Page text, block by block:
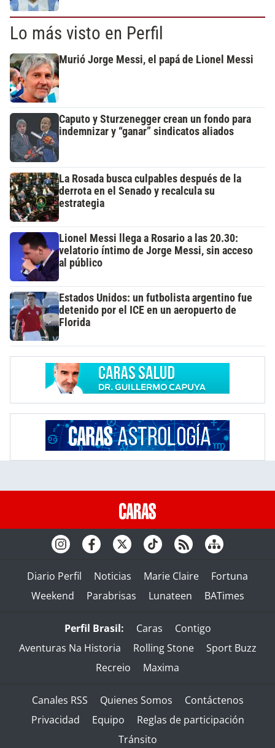
Lo más visto en Perfil
Murió Jorge Messi, el papá de Lionel Messi
Caputo y Sturzenegger crean un fondo para
indemnizar y “ganar” sindicatos aliados
La Rosada busca culpables después de la
derrota en el Senado y recalcula su
estrategia
Lionel Messi llega a Rosario a las 20.30:
velatorio íntimo de Jorge Messi, sin acceso
al público
Estados Unidos: un futbolista argentino fue
detenido por el ICE en un aeropuerto de
Florida
Diario Perfil Noticias Marie Claire
Fortuna
Weekend
Parabrisas Lunateen BATimes
Perfil Brasil: Caras
Contigo
Aventuras Na Historia
Rolling Stone
Sport Buzz
Recreio
Maxima
Canales RSS Quienes Somos
Contáctenos
Privacidad
Equipo
Reglas de participación
Tránsito